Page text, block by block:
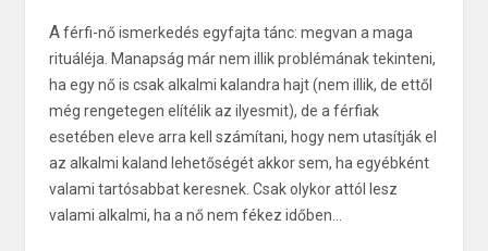
Aférfi-nő ismerkedés egyfajta tánc: megvan a maga
rituáléja. Manapság már nem illik problémának tekinteni,
ha egy nő is csak alkalmi kalandra hajt (nem illik, de ettől
még rengetegen elítélik az ilyesmit), de a férfiak
esetében eleve arra kell számítani, hogy nem utasítják el
az alkalmi kaland lehetőségét akkor sem, ha egyébként
valami tartósabbat keresnek. Csak olykor attól lesz
valami alkalmi, ha a nő nem fékez időben...